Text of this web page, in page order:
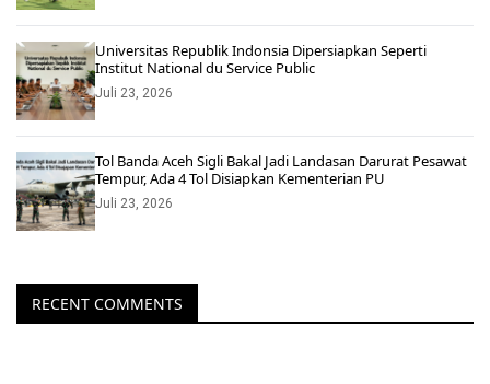
Universitas Republik Indonsia Dipersiapkan Seperti
Institut National du Service Public
Juli 23, 2026
Tol Banda Aceh Sigli Bakal Jadi Landasan Darurat Pesawat
Tempur, Ada 4 Tol Disiapkan Kementerian PU
Juli 23, 2026
RECENT COMMENTS